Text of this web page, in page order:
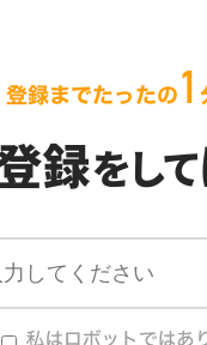
るということです。す